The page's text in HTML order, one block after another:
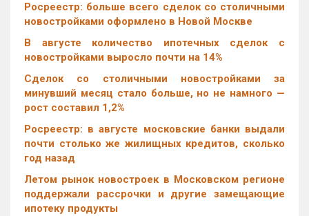
Росреестр: больше всего сделок со столичными
новостройками оформлено в Новой Москве
В августе количество ипотечных сделок с
новостройками выросло почти на 14%
Cделок со столичными новостройками за
минувший месяц стало больше, но не намного —
рост составил 1,2%
Росреестр: в августе московские банки выдали
почти столько же жилищных кредитов, сколько
год назад
Летом рынок новостроек в Московском регионе
поддержали рассрочки и другие замещающие
ипотеку продукты